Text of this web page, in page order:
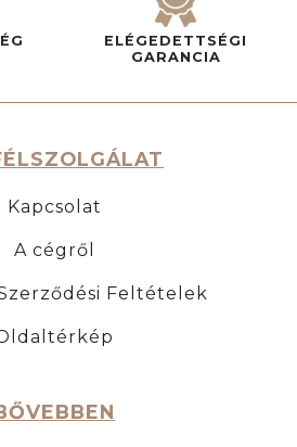
ELÉGEDETTSÉGI
GARANCIA
Kapcsolat
A cégről
Feltételek